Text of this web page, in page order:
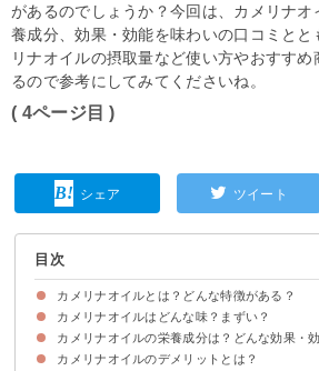
があるのでしょうか？今回は、カメリナ
養成分、効果・効能を味わいの口コミとと
リナオイルの摂取量など使い方やおすす
るので参考にしてみてくださいね。
( 4ページ目 )
シェア ツイート
目次
カメリナオイルとは？どんな特徴がある？
カメリナオイルはカメリナサティバと呼ばれる
抽出したオイル
特徴①カメリナオイルは常温保存ができる
特徴②不飽和脂肪酸の比率が高く加熱調理が可
カメリナオイルはどんな味？まずい？
カメリナオイルの味わい・風味の特徴
カメリナオイルをまずいと感じる人の口コミ
カメリナオイルをまずいと感じない人の口コミ
カメリナオイルの栄養成分は？どんな効果・
①美肌など美容効果が期待できる
②植物ステロールが豊富
カメリナオイルのデメリットとは？